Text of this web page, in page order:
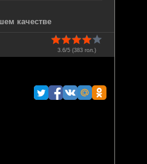
качестве
3.6/5 (383гол.)